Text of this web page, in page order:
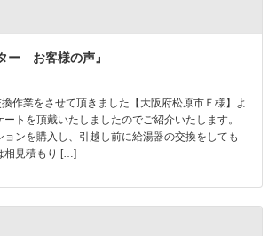
ー お客様の声』
作業をさせて頂きました【大阪府松原市Ｆ様】よ
トを頂戴いたしましたのでご紹介いたします。
ンを購入し、引越し前に給湯器の交換をしても
相見積もり […]